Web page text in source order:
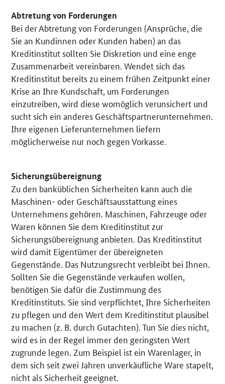
Abtretung von Forderungen
Bei der Abtretung von Forderungen (Ansprüche, die
Sie an Kundinnen oder Kunden haben) an das
Kreditinstitut sollten Sie Diskretion und eine enge
Zusammenarbeit vereinbaren. Wendet sich das
Kreditinstitut bereits zu einem frühen Zeitpunkt einer
Krise an Ihre Kundschaft, um Forderungen
einzutreiben, wird diese womöglich verunsichert und
sucht sich ein anderes Geschäftspartnerunternehmen.
Ihre eigenen Lieferunternehmen liefern
möglicherweise nur noch gegen Vorkasse.
Sicherungsübereignung
Zu den banküblichen Sicherheiten kann auch die
Maschinen- oder Geschäftsausstattung eines
Unternehmens gehören. Maschinen, Fahrzeuge oder
Waren können Sie dem Kreditinstitut zur
Sicherungsübereignung anbieten. Das Kreditinstitut
wird damit Eigentümer der übereigneten
Gegenstände. Das Nutzungsrecht verbleibt bei Ihnen.
Sollten Sie die Gegenstände verkaufen wollen,
benötigen Sie dafür die Zustimmung des
Kreditinstituts. Sie sind verpflichtet, Ihre Sicherheiten
zu pflegen und den Wert dem Kreditinstitut plausibel
zu machen (z. B. durch Gutachten). Tun Sie dies nicht,
wird es in der Regel immer den geringsten Wert
zugrunde legen. Zum Beispiel ist ein Warenlager, in
dem sich seit zwei Jahren unverkäufliche Ware stapelt,
nicht als Sicherheit geeignet.